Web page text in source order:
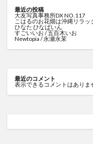
最近の投稿
大友写真事務所DX NO.117
こはるのお花畑は沖縄リラッ
ひなた ひなぱいん
すごいいお / 五百木いお
Newtopia / 永瀬永茉
最近のコメント
表示できるコメントはありま